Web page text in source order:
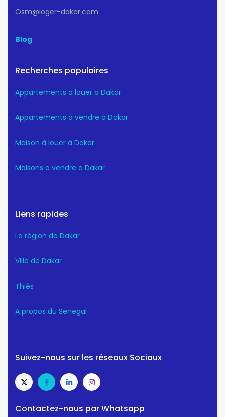
Osm@loger-dakar.com
Blog
Recherches populaires
Appartements a louer a Dakar
Appartements à vendre à Dakar
Maison à louer à Dakar
Maisons a vendre a Dakar
Liens rapides
La région de Dakar
Ville de Dakar
Thiès
A propos du Senegal
Suivez-nous sur les réseaux Sociaux
Contactez-nous par Whatsapp